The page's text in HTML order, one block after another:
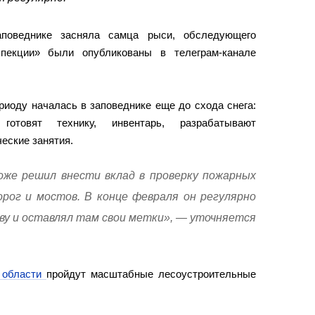
засняла самца рыси, обследующего
были опубликованы в телеграм-канале
началась в заповеднике еще до схода снега:
технику, инвентарь, разрабатывают
занятия.
решил внести вклад в проверку пожарных
и мостов. В конце февраля он регулярно
и оставлял там свои метки», — уточняется
пройдут масштабные лесоустроительные